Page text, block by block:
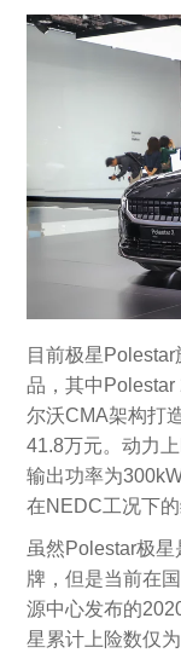
目前极星
品，其中
尔沃CMA架构打
41.8万元。动力
输出功率为
在NEDC工况下
虽然Polestar极
牌，但是当前在
源中心发布的
星累计上险数仅为